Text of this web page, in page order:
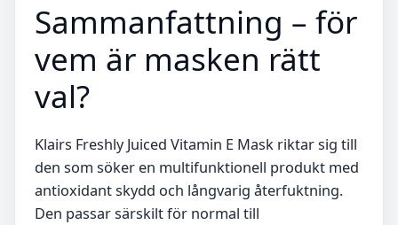
Sammanfattning – för
vem är masken rätt
val?
Klairs Freshly Juiced Vitamin E Mask riktar sig till
den som söker en multifunktionell produkt med
antioxidant skydd och långvarig återfuktning.
Den passar särskilt för normal till